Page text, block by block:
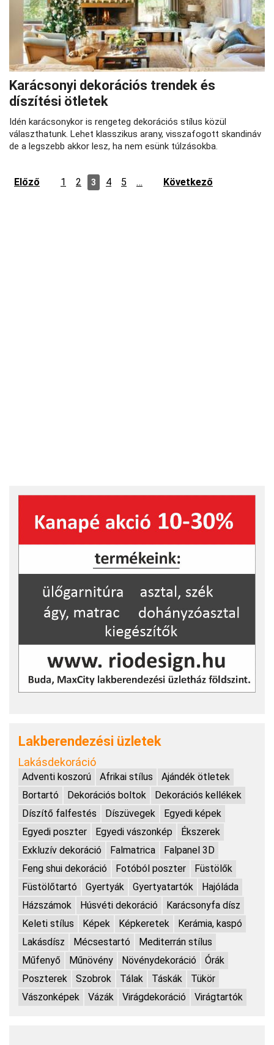
Karácsonyi dekorációs trendek és
díszítési ötletek
Idén karácsonykor is rengeteg dekorációs stílus közül
választhatunk. Lehet klasszikus arany, visszafogott skandináv
de a legszebb akkor lesz, ha nem esünk túlzásokba.
Előző 1 2 3 4 5 … Következő
Lakberendezési üzletek
Lakásdekoráció
Adventi koszorú Afrikai stílus
Ajándék ötletek
Bortartó
Dekorációs boltok
Dekorációs kellékek
Díszítő falfestés
Díszüvegek
Egyedi képek
Egyedi poszter
Egyedi vászonkép
Ékszerek
Exkluzív dekoráció
Falmatrica
Falpanel 3D
Feng shui dekoráció
Fotóból poszter
Füstölők
Füstölőtartó
Gyertyák Gyertyatartók
Hajóláda
Házszámok
Húsvéti dekoráció
Karácsonyfa dísz
Keleti stílus
Képek Képkeretek
Kerámia, kaspó
Lakásdísz
Mécsestartó
Mediterrán stílus
Műfenyő
Műnövény Növénydekoráció
Órák
Poszterek
Szobrok Tálak Táskák
Tükör
Vászonképek
Vázák Virágdekoráció Virágtartók